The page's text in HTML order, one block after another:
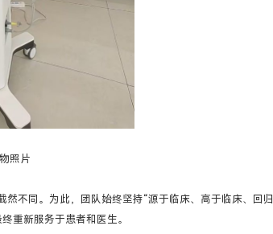
照片
不同。为此，团队始终坚持“源于临床、高于临床、回
重新服务于患者和医生。